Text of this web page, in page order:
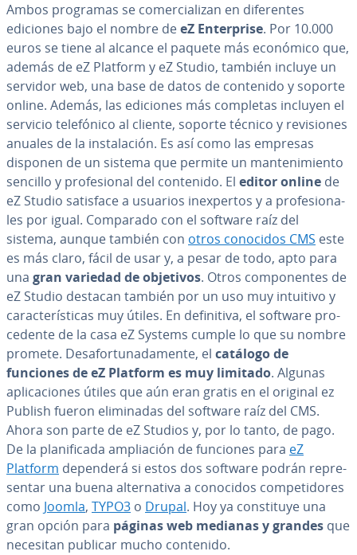
Ambos programas se co­me­r­cia­li­zan en di­fe­re­n­tes
ediciones bajo el nombre deeZ En­te­r­pri­se. Por 10.000
euros se tiene al alcance el paquete más económico que,
además de eZ Platform y eZ Studio, también incluye un
servidor web, una base de datos de contenido y soporte
online. Además, las ediciones más completas incluyen el
servicio te­le­fó­ni­co al cliente, soporte técnico y re­vi­sio­nes
anuales de la in­s­ta­la­ción. Es así como las empresas
disponen de un sistema que permite un ma­n­te­ni­mie­n­to
sencillo y pro­fe­sio­nal del contenido. El editor online de
eZ Studio satisface a usuarios in­e­x­pe­r­tos y a pro­fe­sio­na­
les por igual. Comparado con el software raíz del
sistema, aunque también con otros conocidos CMS este
es más claro, fácil de usar y, a pesar de todo, apto para
una gran variedad de objetivos. Otros co­m­po­ne­n­tes de
eZ Studio destacan también por un uso muy intuitivo y
ca­ra­c­te­rí­s­ti­cas muy útiles. En de­fi­ni­ti­va, el software pro­
ce­de­n­te de la casa eZ Systems cumple lo que su nombre
promete. Des­afo­r­tu­na­da­me­n­te, el catálogo de
funciones de eZ Platform es muy limitado. Algunas
apli­ca­cio­nes útiles que aún eran gratis en el original ez
Publish fueron eli­mi­na­das del software raíz del CMS.
Ahora son parte de eZ Studios y, por lo tanto, de pago.
De la pla­ni­fi­ca­da am­plia­ción de funciones para eZ
Platform dependerá si estos dos software podrán re­pre­
se­n­tar una buena al­te­r­na­ti­va a conocidos co­m­pe­ti­do­res
como Joomla, TYPO3 o Drupal. Hoy ya co­n­s­ti­tu­ye una
gran opción para páginas web medianas y grandes que
necesitan publicar mucho contenido.